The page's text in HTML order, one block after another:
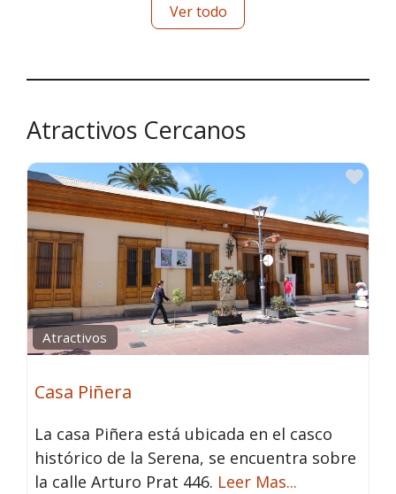
Ver todo
Atractivos Cercanos
Atractivos
Casa Piñera
La casa Piñera está ubicada en el casco
histórico de la Serena, se encuentra sobre
la calle Arturo Prat 446. Leer Mas...